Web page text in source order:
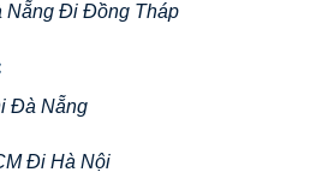
Nẵng Đi Đồng Tháp
Đi Đà Nẵng
Đi Hà Nội